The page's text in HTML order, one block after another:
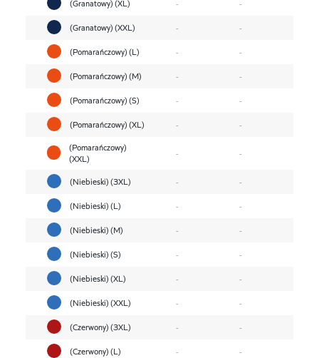
(Granatowy) (XL) -
-
(Granatowy) (XXL)
-
-
(Pomarańczowy) (L)
-
-
(Pomarańczowy) (M)
-
-
(Pomarańczowy) (S)
-
-
(Pomarańczowy) (XL)
-
-
(Pomarańczowy)
(XXL)
- -
(Niebieski) (3XL) -
-
(Niebieski) (L)
-
-
(Niebieski) (M)
-
-
(Niebieski) (S)
-
-
(Niebieski) (XL)
-
-
(Niebieski) (XXL)
-
-
(Czerwony) (3XL)
-
-
(Czerwony) (L)
-
-